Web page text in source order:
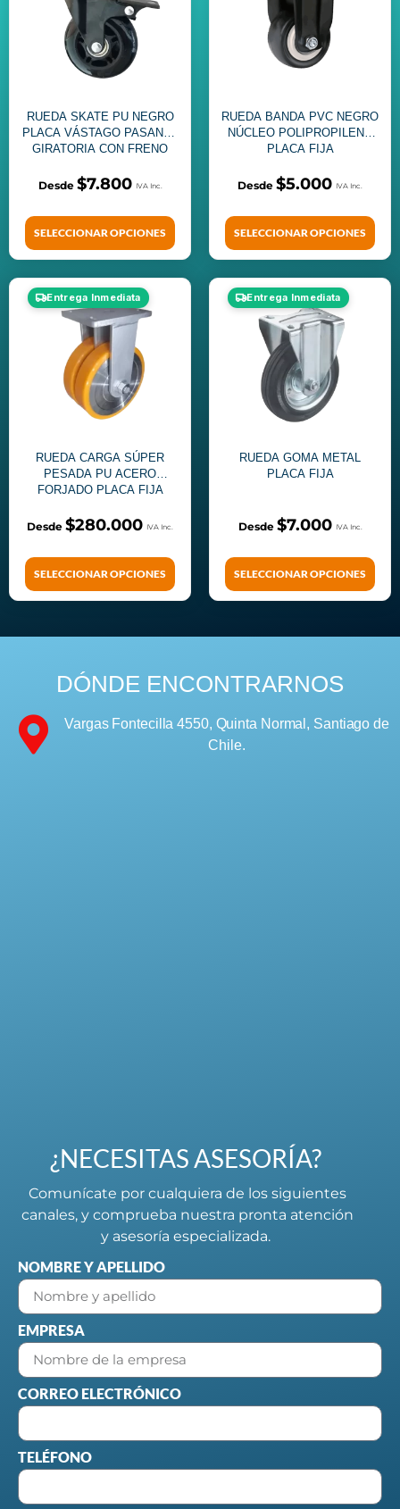
RUEDA SKATE PU NEGRO
PLACA VÁSTAGO PASANTE
GIRATORIA CON FRENO
$7.800
SELECCIONAR OPCIONES
RUEDA BANDA PVC NEGRO
NÚCLEO POLIPROPILENO
PLACA FIJA
$5.000
SELECCIONAR OPCIONES
Entrega Inmediata
RUEDA CARGA SÚPER
PESADA PU ACERO
FORJADO PLACA FIJA
$280.000
SELECCIONAR OPCIONES
Entrega Inmediata
RUEDA GOMA METAL
PLACA FIJA
$7.000
SELECCIONAR OPCIONES
DÓNDE ENCONTRARNOS
Vargas Fontecilla 4550, Quinta Normal, Santiago de
Chile.
¿NECESITAS ASESORÍA?
Comunícate por cualquiera de los siguientes
canales, y comprueba nuestra pronta atención
y asesoría especializada.
NOMBRE Y APELLIDO
EMPRESA
CORREO ELECTRÓNICO
TELÉFONO